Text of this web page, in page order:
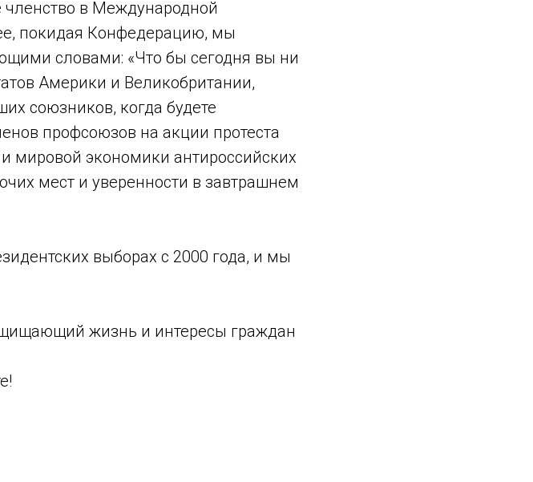
в Международной
покидая Конфедерацию, мы
словами: «Что бы сегодня вы ни
Америки и Великобритании,
союзников, когда будете
профсоюзов на акции протеста
мировой экономики антироссийских
мест и уверенности в завтрашнем
выборах с 2000 года, и мы
жизнь и интересы граждан